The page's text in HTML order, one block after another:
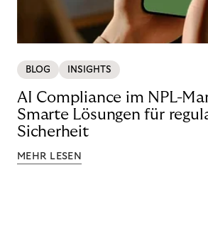
BLOG INSIGHTS
AI Compliance im NPL-
Smarte Lösungen für
Sicherheit
MEHR LESEN